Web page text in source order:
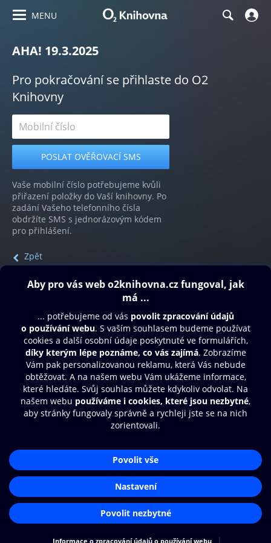
MENU
AHA! 19.3.2025
Pro pokračování se přihlaste do O2
Knihovny
Vaše mobilní číslo potřebujeme kvůli
přiřazení položky do Vaší knihovny. Po
zadání Vašeho telefonního čísla
obdržíte SMS s jednorázovým kódem
pro přihlášení.
Zpět
Obsah ke stažení
Moje O2 Knihovna
Další zábava
© O2 Czech Republic a.s.
Přístupnost
Zásady zpracování osobních údajů
Nastavení cookies
Aplikace O2 Knihovna
Čti a poslouchej své e-knihy a
audioknihy rychleji a pohodlněji.